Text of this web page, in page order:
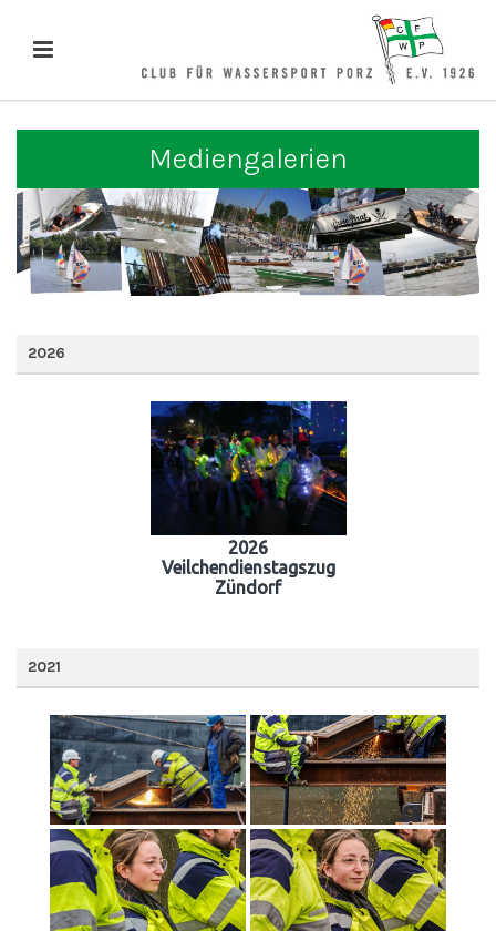
Mediengalerien
2026
2026
Veilchendienstagszug
Zündorf
2021